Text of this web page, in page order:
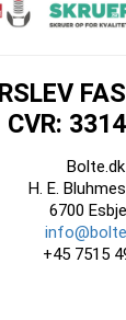
CVR:
Bolte.dk
H. E.
6700
+45 7515